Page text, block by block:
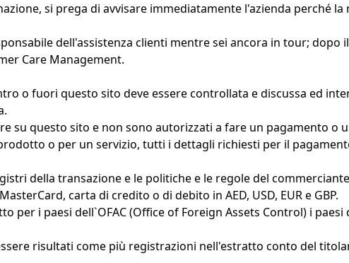
si prega di avvisare immediatamente l'azienda perché
dell'assistenza clienti mentre sei ancora in tour;
Care Management.
o fuori questo sito deve essere controllata e discussa ed
su questo sito e non sono autorizzati a fare un pagamento o
o per un servizio, tutti i dettagli richiesti per il
della transazione e le politiche e le regole del
carta di credito o di debito in AED, USD, EUR e GBP.
per i paesi dell`OFAC (Office of Foreign Assets Control) i
risultati come più registrazioni nell'estratto conto del